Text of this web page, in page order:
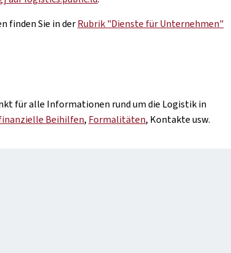
finden Sie in derRubrik "Dienste für Unternehmen"
für alle Informationen rund um die Logistik in
Beihilfen, Formalitäten, Kontakte usw.